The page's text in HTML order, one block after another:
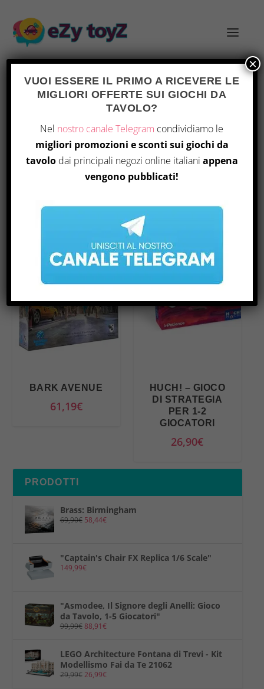
Home/ Prodotto Format / CD-ROM
Visualizzazione di 2 risultati
BARK AVENUE
61,19€
HUCH! – GIOCO
DI STRATEGIA
PER 1-2
GIOCATORI
26,90€
PRODOTTI
Brass: Birmingham
69,90€ 58,44€
"Captain's Chair FX Replica 1/6 Scale"
149,99€
"Asmodee, Il Signore degli Anelli: Gioco
da Tavolo, 1-5 Giocatori"
99,99€88,91€
LEGO Architecture Fontana di Trevi - Kit
Modellismo Fai da Te 21062
29,99€26,99€
VUOI ESSERE IL PRIMO A RICEVERE LE
MIGLIORI OFFERTE SUI GIOCHI DA
TAVOLO?
Nel nostro canale Telegram condividiamo le
migliori promozioni e sconti sui giochi da
tavolo dai principali negozi online italiani appena
vengono pubblicati!
×